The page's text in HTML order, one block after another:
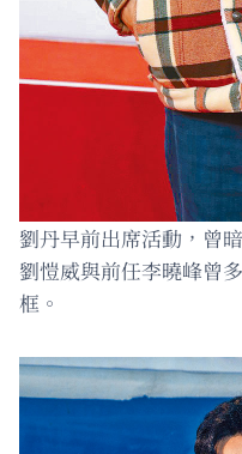
劉丹早前出席活動，曾
劉愷威與前任李曉峰曾
框。